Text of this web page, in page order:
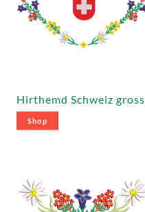
Hirthemd Schweiz gross
Shop